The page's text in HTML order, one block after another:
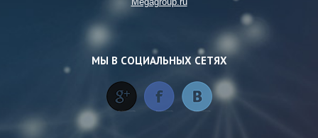
МЫ В СОЦИАЛЬНЫХ СЕТЯХ